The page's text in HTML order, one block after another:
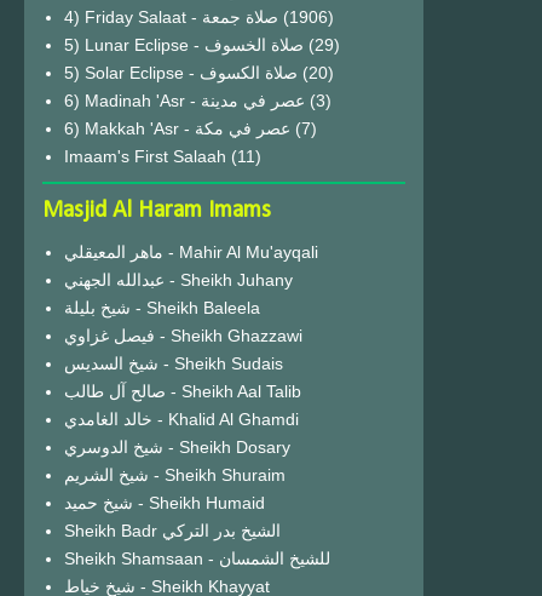
4) Friday Salaat - صلاة جمعة (1906)
5) Lunar Eclipse - صلاة الخسوف (29)
(20)
6) Madinah 'Asr - عصر في مدينة (3)
6) Makkah 'Asr - عصر في مكة (7)
Imaam's First Salaah (11)
Masjid Al Haram Imams
ماهر المعيقلي - Mahir Al Mu'ayqali
عبدالله الجهني - Sheikh Juhany
شيخ بليلة - Sheikh Baleela
فيصل غزاوي - Sheikh Ghazzawi
شيخ السديس - Sheikh Sudais
صالح آل طالب - Sheikh Aal Talib
خالد الغامدي - Khalid Al Ghamdi
شيخ الدوسري - Sheikh Dosary
شيخ الشريم - Sheikh Shuraim
شيخ حميد - Sheikh Humaid
Sheikh Badr الشيخ بدر التركي
Sheikh Shamsaan - للشيخ الشمسان
شيخ خياط - Sheikh Khayyat